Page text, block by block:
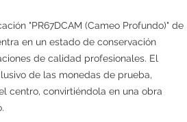
"PR67DCAM (Cameo Profundo)" de
en un estado de conservación
de calidad profesionales. El
de las monedas de prueba,
centro, convirtiéndola en una obra